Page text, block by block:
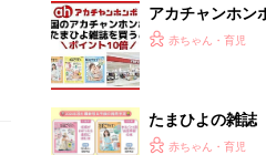
アカチャンホン
うとポイント10
赤ちゃん・育児
たまひよの雑誌
赤ちゃん・育児